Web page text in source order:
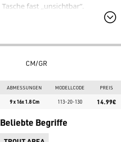
Tasche fast „unsichtbar“.
Extra-Slim
Taschen gleitet oder in großen
gestapelt werden kann, wobei
genutzt wird.
Interne
DieRapture Area Box Slim
CM/GR
ABMESSUNGEN MODELLCODE PREIS
9 x 16x 1.8 Cm 113-20-130 14.99€
Beliebte Begriffe